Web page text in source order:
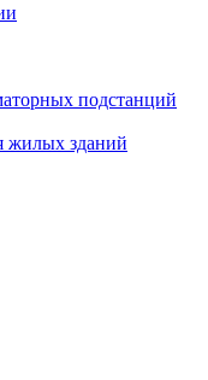
подстанций
жилых зданий